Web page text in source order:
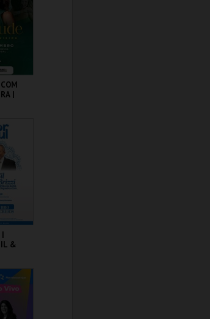
|
|
&